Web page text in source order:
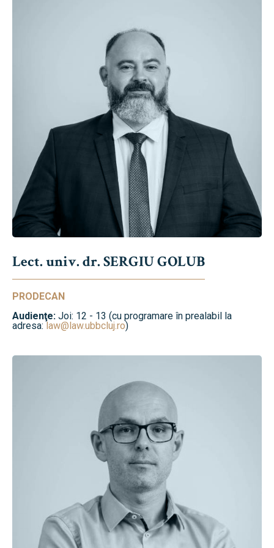
Lect. univ. dr. SERGIU GOLUB
PRODECAN
Audienţe: Joi: 12 - 13 (cu programare în prealabil la
adresa:law@law.ubbcluj.ro)